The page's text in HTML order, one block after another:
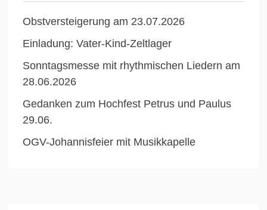
Obstversteigerung am 23.07.2026
Einladung: Vater-Kind-Zeltlager
Sonntagsmesse mit rhythmischen Liedern am
28.06.2026
Gedanken zum Hochfest Petrus und Paulus
29.06.
OGV-Johannisfeier mit Musikkapelle